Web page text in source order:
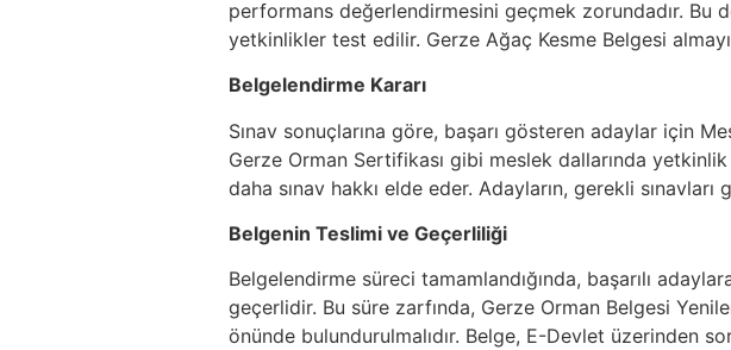
performans değerlendirmesini geçmek zorundadır. Bu
yetkinlikler test edilir. Gerze Ağaç Kesme Belgesi
Belgelendirme Kararı
Sınav sonuçlarına göre, başarı gösteren adaylar için
Gerze Orman Sertifikası gibi meslek dallarında
daha sınav hakkı elde eder. Adayların, gerekli
Belgenin Teslimi ve Geçerliliği
Belgelendirme süreci tamamlandığında, başarılı
geçerlidir. Bu süre zarfında, Gerze Orman Belgesi
önünde bulundurulmalıdır. Belge, E-Devlet üzerinden